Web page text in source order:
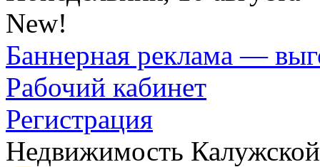
New!
Баннерная реклама —
Рабочий кабинет
Регистрация
Недвижимость